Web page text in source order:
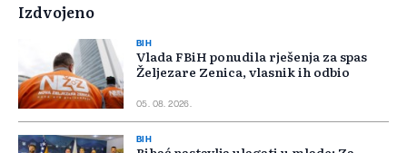
Izdvojeno
BIH
Vlada FBiH ponudila rješenja za spas
Željezare Zenica, vlasnik ih odbio
05. 08. 2026.
BIH